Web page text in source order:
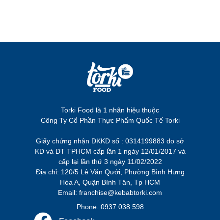
Torki Food là 1 nhãn hiệu thuộc
Công Ty Cổ Phần Thực Phẩm Quốc Tế Torki
Giấy chứng nhận DKKD số : 0314199883 do sở
KD và ĐT TPHCM cấp lần 1 ngày 12/01/2017 và
cấp lại lần thứ 3 ngày 11/02/2022
Địa chỉ: 120/5 Lê Văn Qưới, Phường Bình Hưng
Hòa A, Quận Bình Tân, Tp HCM
Email: franchise@kebabtorki.com
Phone: 0937 038 598